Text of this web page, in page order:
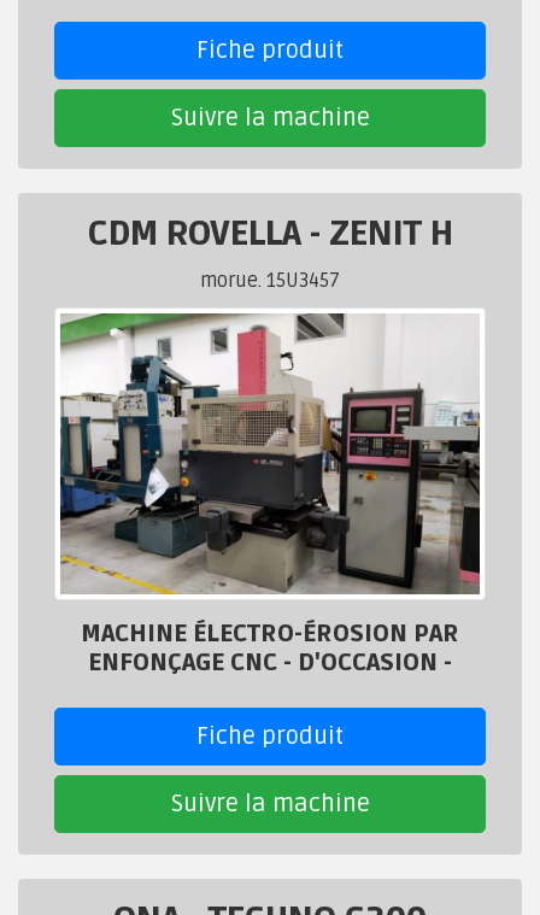
Fiche produit
Suivre la machine
CDM ROVELLA - ZENIT H
morue. 15U3457
MACHINE ÉLECTRO-ÉROSION PAR
ENFONÇAGE CNC - D'OCCASION -
Fiche produit
Suivre la machine